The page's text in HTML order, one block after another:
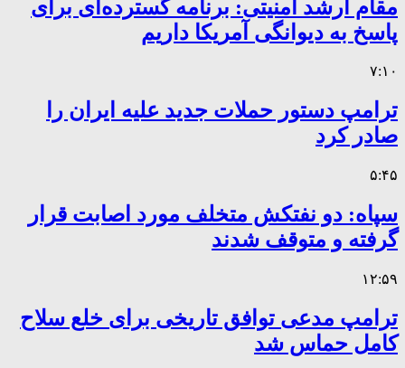
مقام ارشد امنیتی: برنامه گسترده‌ای برای
پاسخ به دیوانگی آمریکا داریم
۷:۱۰
ترامپ دستور حملات جدید علیه ایران را
صادر کرد
۵:۴۵
سپاه: دو نفتکش متخلف مورد اصابت قرار
گرفته و متوقف شدند
۱۲:۵۹
ترامپ مدعی توافق تاریخی برای خلع سلاح
کامل حماس شد